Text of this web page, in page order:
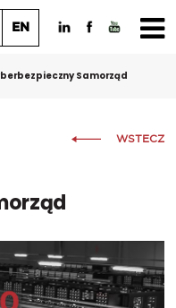
EN
Samorząd
WSTECZ